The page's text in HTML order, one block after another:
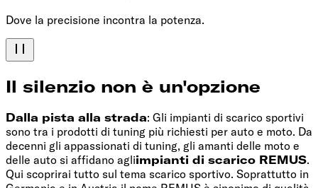
Dove la precisione incontra la potenza.
Il silenzio non è un'opzione
Dalla pista alla strada: Gli impianti di scarico sportivi
sono tra i prodotti di tuning più richiesti per auto e moto. Da
decenni gli appassionati di tuning, gli amanti delle moto e
delle auto si affidano agliimpianti di scarico REMUS.
Qui scoprirai tutto sul tema scarico sportivo. Soprattutto in